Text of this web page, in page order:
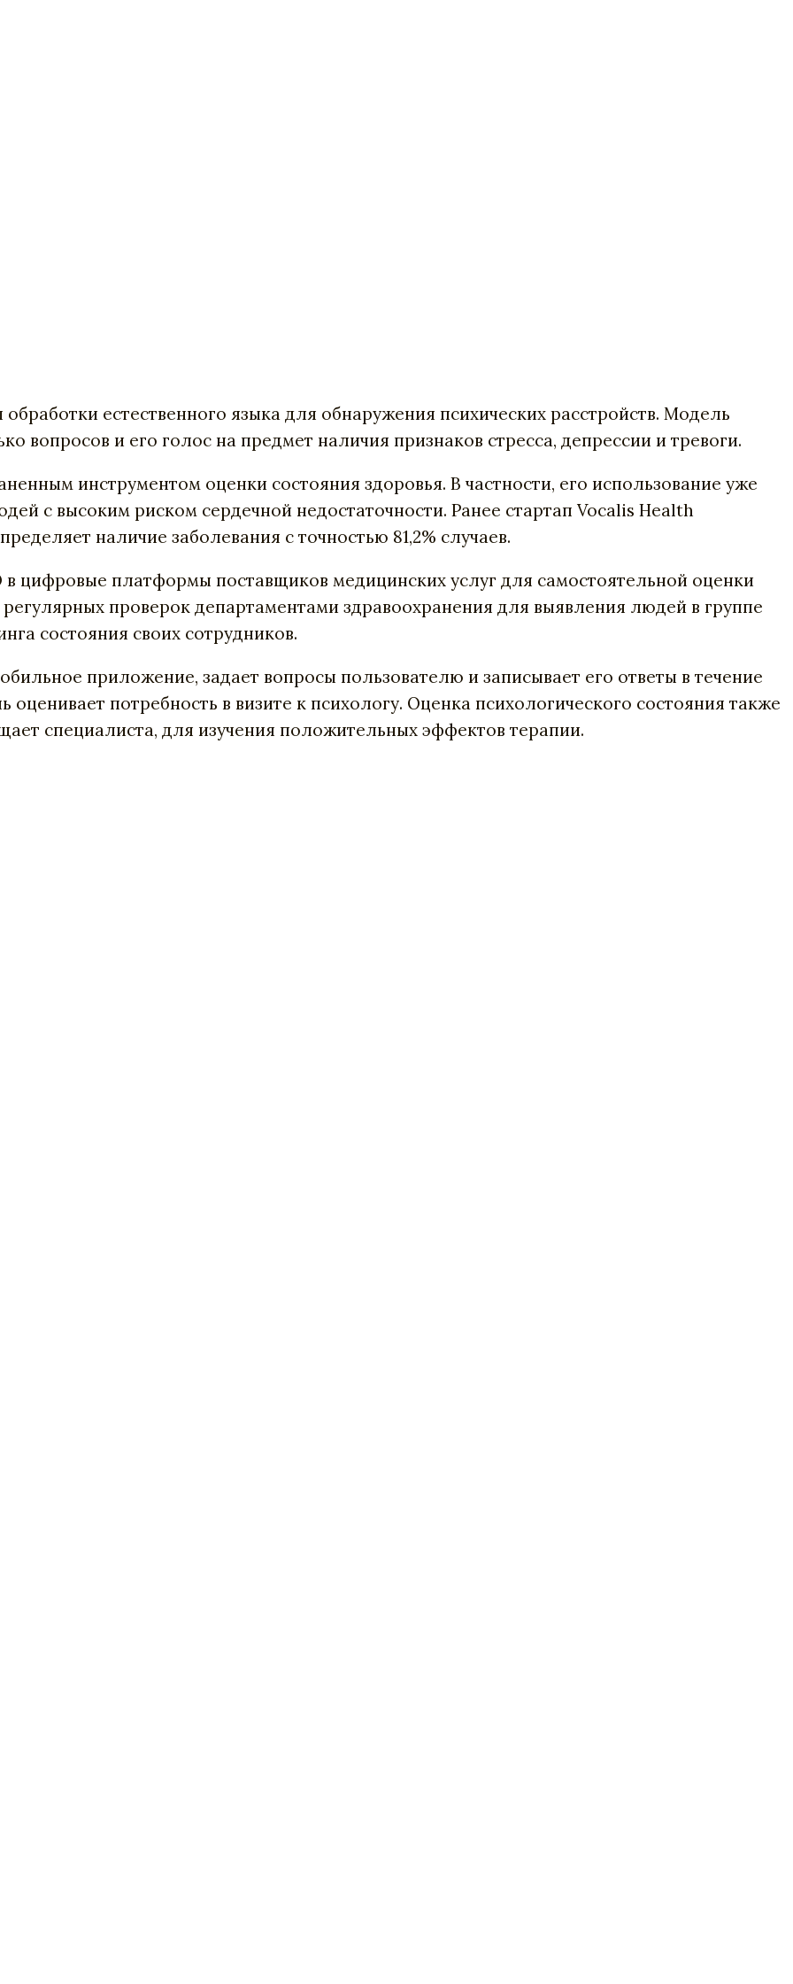
естественного языка для обнаружения психических расстройств. Модель
вопросов и его голос на предмет наличия признаков стресса, депрессии и тревоги.
инструментом оценки состояния здоровья. В частности, его использование уже
с высоким риском сердечной недостаточности. Ранее стартап Vocalis Health
наличие заболевания с точностью 81,2% случаев.
в цифровые платформы поставщиков медицинских услуг для самостоятельной оценки
проверок департаментами здравоохранения для выявления людей в группе
состояния своих сотрудников.
приложение, задает вопросы пользователю и записывает его ответы в течение
потребность в визите к психологу. Оценка психологического состояния также
специалиста, для изучения положительных эффектов терапии.